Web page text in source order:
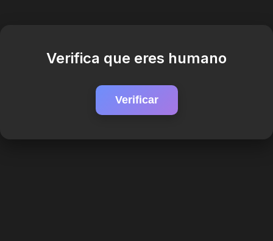
Verifica que eres humano
Verificar